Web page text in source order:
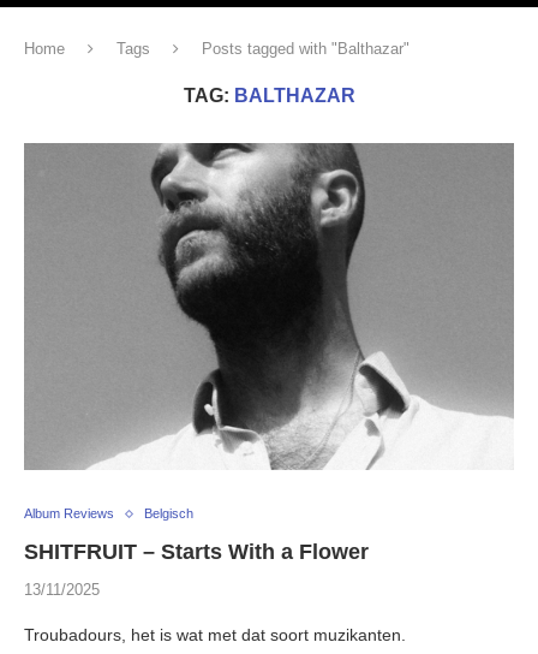
Home Tags Posts tagged with "Balthazar"
TAG: BALTHAZAR
Album Reviews Belgisch
SHITFRUIT – Starts With a Flower
13/11/2025
Troubadours, het is wat met dat soort muzikanten.